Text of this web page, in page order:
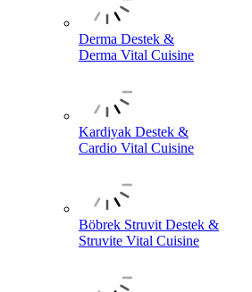
Derma Destek &
Derma Vital Cuisine
Kardiyak Destek &
Cardio Vital Cuisine
Böbrek Struvit Destek &
Struvite Vital Cuisine